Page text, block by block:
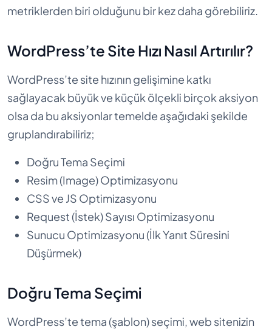
metriklerden biri olduğunu bir kez daha görebiliriz.
WordPress’te Site Hızı Nasıl Artırılır?
WordPress’te site hızının gelişimine katkı
sağlayacak büyük ve küçük ölçekli birçok aksiyon
olsa da bu aksiyonlar temelde aşağıdaki şekilde
gruplandırabiliriz;
Doğru Tema Seçimi
Resim (Image) Optimizasyonu
CSS ve JS Optimizasyonu
Request (İstek) Sayısı Optimizasyonu
Sunucu Optimizasyonu (İlk Yanıt Süresini
Düşürmek)
Doğru Tema Seçimi
WordPress’te tema (şablon) seçimi, web sitenizin